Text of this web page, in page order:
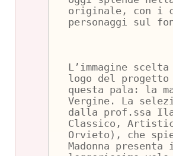
originale, con i
personaggi sul
L’immagine
logo del
questa pala: la
Vergine. La
dalla prof.ssa
Classico,
Orvieto), che
Madonna